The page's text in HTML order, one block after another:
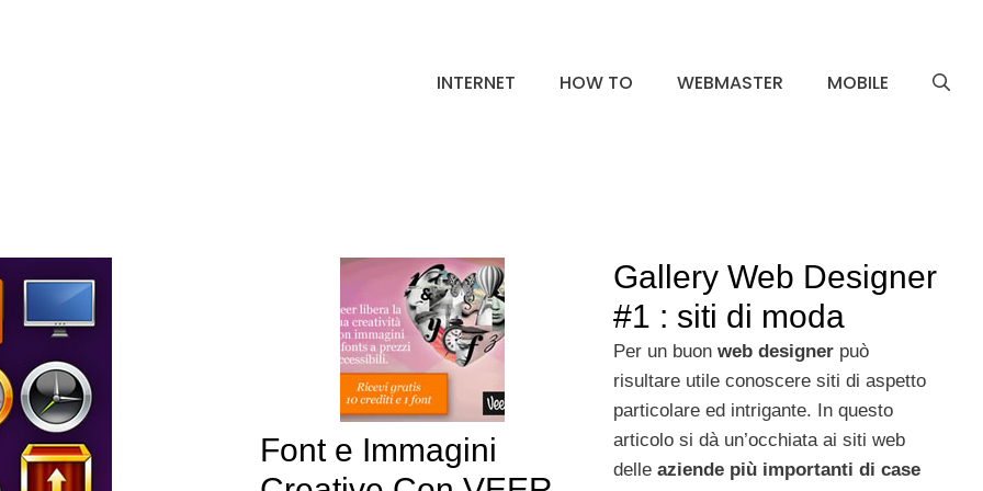
INTERNET HOW TO WEBMASTER MOBILE
Font e Immagini
Gallery Web Designer
#1 : siti di moda
Per un buon web designer può
risultare utile conoscere siti di aspetto
particolare ed intrigante. In questo
articolo si dà un’occhiata ai siti web
delleaziende più importanti di case